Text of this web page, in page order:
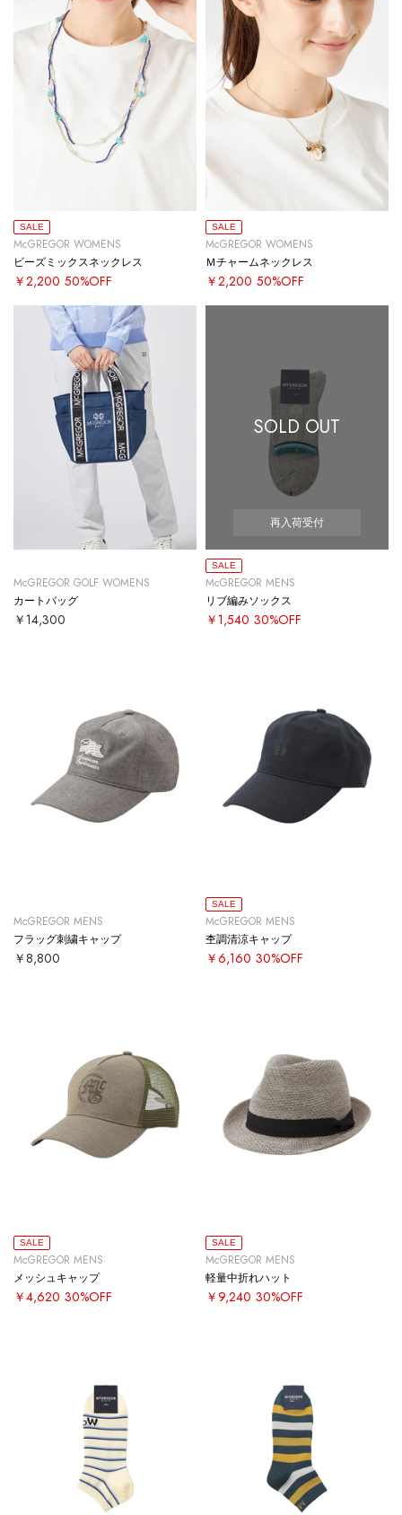
SALE
McGREGOR WOMENS
ビーズミックスネックレス
￥2,200 50%OFF
SALE
McGREGOR WOMENS
Ｍチャームネックレス
￥2,200 50%OFF
McGREGOR GOLF WOMENS
カートバッグ
￥14,300
SOLD OUT
再入荷受付
SALE
McGREGOR MENS
リブ編みソックス
￥1,540 30%OFF
McGREGOR MENS
フラッグ刺繍キャップ
￥8,800
SALE
McGREGOR MENS
杢調清涼キャップ
￥6,160 30%OFF
SALE
McGREGOR MENS
メッシュキャップ
￥4,620 30%OFF
SALE
McGREGOR MENS
軽量中折れハット
￥9,240 30%OFF